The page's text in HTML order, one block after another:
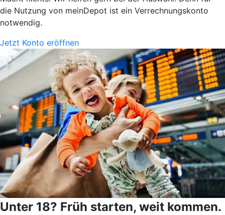
die Nutzung von meinDepot ist ein Verrechnungskonto
notwendig.
Jetzt Konto eröffnen
Unter 18? Früh starten, weit kommen.